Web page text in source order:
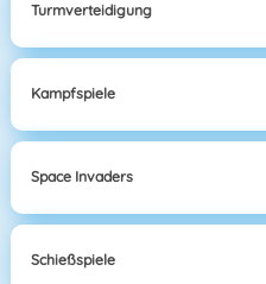
Turmverteidigung
Kampfspiele
Space Invaders
Schießspiele